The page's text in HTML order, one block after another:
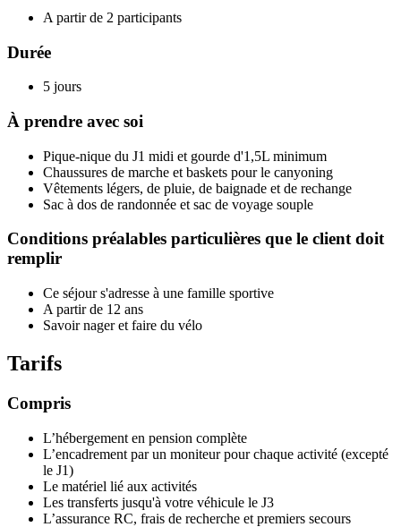
A partir de 2 participants
Durée
5 jours
À prendre avec soi
Pique-nique du J1 midi et gourde d'1,5L minimum
Chaussures de marche et baskets pour le canyoning
Vêtements légers, de pluie, de baignade et de rechange
Sac à dos de randonnée et sac de voyage souple
Conditions préalables particulières que le client doit
remplir
Ce séjour s'adresse à une famille sportive
A partir de 12 ans
Savoir nager et faire du vélo
Tarifs
Compris
L’hébergement en pension complète
L’encadrement par un moniteur pour chaque activité (excepté
le J1)
Le matériel lié aux activités
Les transferts jusqu'à votre véhicule le J3
L’assurance RC, frais de recherche et premiers secours